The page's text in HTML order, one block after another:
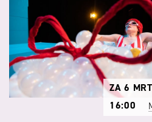
ZA 6
16:00